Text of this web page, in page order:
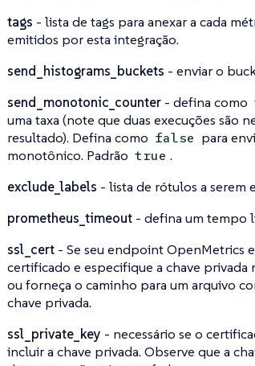
tags - lista de tags para anexar a cada
emitidos por esta integração.
send_histograms_buckets - enviar o
send_monotonic_counter- defina como
uma taxa (note que duas execuções são
resultado). Defina como false para
monotônico. Padrão true .
exclude_labels - lista de rótulos a serem
prometheus_timeout- defina um tempo
ssl_cert- Se seu endpoint OpenMetrics
certificado e especifique a chave privada
ou forneça o caminho para um arquivo
chave privada.
ssl_private_key - necessário se o
incluir a chave privada. Observe que a